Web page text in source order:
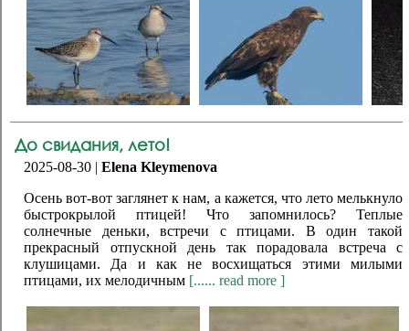
До свидания, лето!
2025-08-30 | Elena Kleymenova
Осень вот-вот заглянет к нам, а кажется, что лето мелькнуло
быстрокрылой птицей! Что запомнилось? Теплые
солнечные деньки, встречи с птицами. В один такой
прекрасный отпускной день так порадовала встреча с
клушицами. Да и как не восхищаться этими милыми
птицами, их мелодичным [...... read more ]